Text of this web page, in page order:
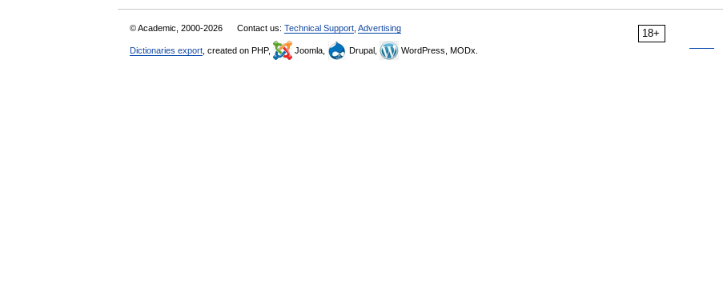
18+
© Academic, 2000-2026 Contact us: Technical Support Advertising
Dictionaries export , created on PHP, Joomla, Drupal, WordPress, MODx.